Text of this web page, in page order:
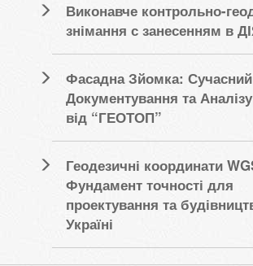
Виконавче контрольно-
знімання с занесенням в
Фасадна Зйомка: Сучасний
Документування та
від “ГЕОТОП”
Геодезичні координати
Фундамент точності для
проектування та
Україні